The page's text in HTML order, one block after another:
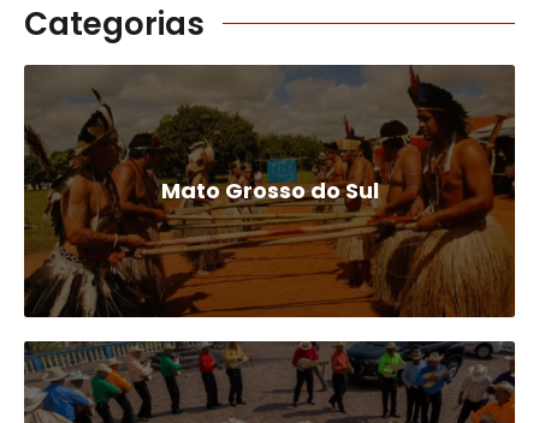
Categorias
Mato Grosso do Sul